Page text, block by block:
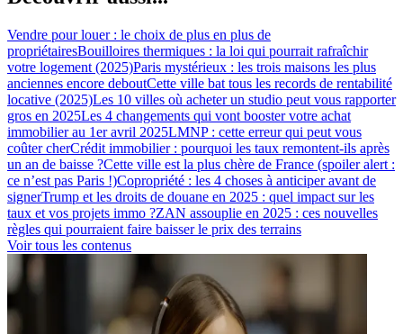
Vendre pour louer : le choix de plus en plus de
propriétairesBouilloires thermiques : la loi qui pourrait rafraîchir
votre logement (2025)Paris mystérieux : les trois maisons les plus
anciennes encore deboutCette ville bat tous les records de rentabilité
locative (2025)Les 10 villes où acheter un studio peut vous rapporter
gros en 2025Les 4 changements qui vont booster votre achat
immobilier au 1er avril 2025LMNP : cette erreur qui peut vous
coûter cherCrédit immobilier : pourquoi les taux remontent-ils après
un an de baisse ?Cette ville est la plus chère de France (spoiler alert :
ce n’est pas Paris !)Copropriété : les 4 choses à anticiper avant de
signerTrump et les droits de douane en 2025 : quel impact sur les
taux et vos projets immo ?ZAN assouplie en 2025 : ces nouvelles
règles qui pourraient faire baisser le prix des terrains
Voir tous les contenus